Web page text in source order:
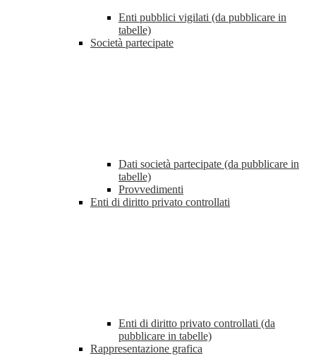
Enti pubblici vigilati (da pubblicare in
tabelle)
Società partecipate
Dati società partecipate (da pubblicare in
tabelle)
Provvedimenti
Enti di diritto privato controllati
Enti di diritto privato controllati (da
pubblicare in tabelle)
Rappresentazione grafica